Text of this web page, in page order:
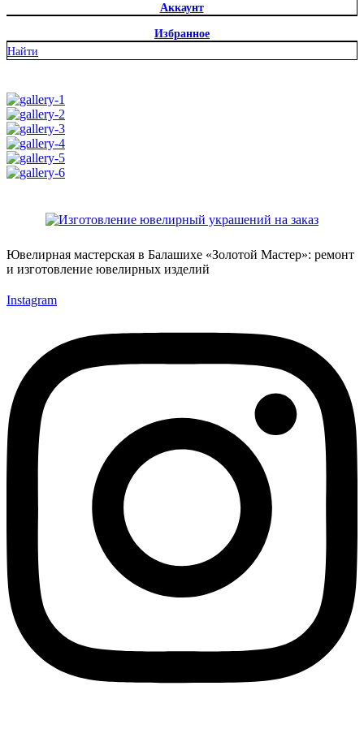
Аккаунт
Избранное
Найти
Ювелирная мастерская в Балашихе «Золотой Мастер»: ремонт
и изготовление ювелирных изделий
Instagram